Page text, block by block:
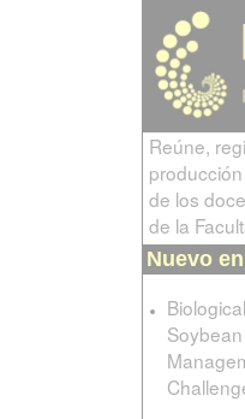
Reúne,
de los
de la
Nuevo